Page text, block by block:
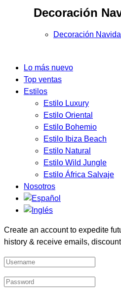
Decoración
Decoración
Lo más nuevo
Top ventas
Estilos
Estilo Luxury
Estilo Oriental
Estilo Bohemio
Estilo Ibiza Beach
Estilo Natural
Estilo Wild Jungle
Estilo África Salvaje
Nosotros
Create an account to expedite
history & receive emails,